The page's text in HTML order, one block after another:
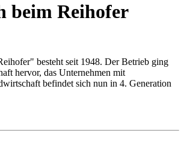
beim Reihofer
besteht seit 1948. Der Betrieb ging
hervor, das Unternehmen mit
befindet sich nun in 4. Generation